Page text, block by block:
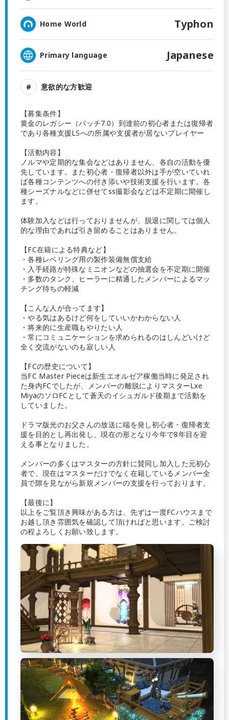
Home World Typhon
Primary language Japanese
意欲的な方歓迎
【募集条件】
黄金のレガシー（パッチ7.0）到達前の初心者または復帰者
であり各種支援LSへの所属や支援者が居ないプレイヤー
【活動内容】
ノルマや定期的な集会などはありません、各自の活動を優
先しています。また初心者・復帰者以外は手が空いていれ
ば各種コンテンツへの付き添いや技術支援を行います。各
種シーズナルなどに併せてss撮影会などは不定期に開催し
ます。
体験加入などは行っておりませんが、脱退に関しては個人
的な理由であれば引き留めることはありません。
【FC在籍による特典など】
・各種レベリング用の製作装備無償支給
・入手経路が特殊なミニオンなどの抽選会を不定期に開催
・多数のタンク、ヒーラーに精通したメンバーによるマッ
チング待ちの軽減
【こんな人が合ってます】
・やる気はあるけど何をしていいかわからない人
・将来的に生産職もやりたい人
・常にコミュニケーションを求められるのはしんどいけど
全く交流がないのも寂しい人
【FCの歴史について】
当FC Master Pieceは新生エオルゼア稼働当時に発足され
た身内FCでしたが、メンバーの離脱によりマスターLxe
MiyaのソロFCとして蒼天のイシュガルド後期まで活動を
していました。
ドラマ版光のお父さんの放送に端を発し初心者・復帰者支
援を目的とし再出発し、現在の形となり今年で8年目を迎
える事となりました。
メンバーの多くはマスターの方針に賛同し加入した元初心
者で、現在はマスターだけでなく在籍しているメンバー全
員で隙を見ながら新規メンバーの支援を行っております。
【最後に】
以上をご覧頂き興味がある方は、先ずは一度FCハウスまで
お越し頂き雰囲気を確認して頂ければと思います。ご検討
の程よろしくお願い致します。